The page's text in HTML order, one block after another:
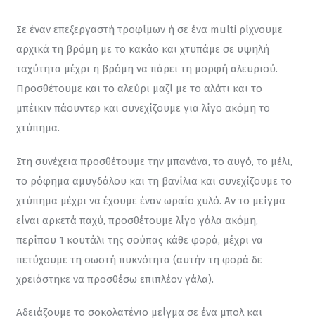
Σε έναν επεξεργαστή τροφίμων ή σε ένα multi ρίχνουμε
αρχικά τη βρόμη με το κακάο και χτυπάμε σε υψηλή
ταχύτητα μέχρι η βρόμη να πάρει τη μορφή αλευριού.
Προσθέτουμε και το αλεύρι μαζί με το αλάτι και το
μπέικιν πάουντερ και συνεχίζουμε για λίγο ακόμη το
χτύπημα.
Στη συνέχεια προσθέτουμε την μπανάνα, το αυγό, το μέλι,
το ρόφημα αμυγδάλου και τη βανίλια και συνεχίζουμε το
χτύπημα μέχρι να έχουμε έναν ωραίο χυλό. Αν το μείγμα
είναι αρκετά παχύ, προσθέτουμε λίγο γάλα ακόμη,
περίπου 1 κουτάλι της σούπας κάθε φορά, μέχρι να
πετύχουμε τη σωστή πυκνότητα (αυτήν τη φορά δε
χρειάστηκε να προσθέσω επιπλέον γάλα).
Αδειάζουμε το σοκολατένιο μείγμα σε ένα μπολ και